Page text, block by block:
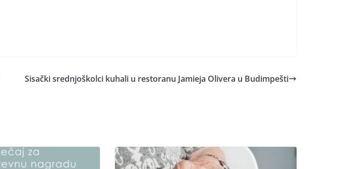
Sisački srednjoškolci kuhali u restoranu Jamieja Olivera u Budimpešti